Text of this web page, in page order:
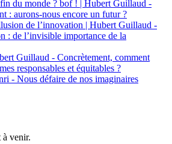
du monde ? bof ! | Hubert Guillaud -
: aurons-nous encore un futur ?
de l’innovation | Hubert Guillaud -
: de l’invisible importance de la
Guillaud - Concrètement, comment
responsables et équitables ?
- Nous défaire de nos imaginaires
à venir.